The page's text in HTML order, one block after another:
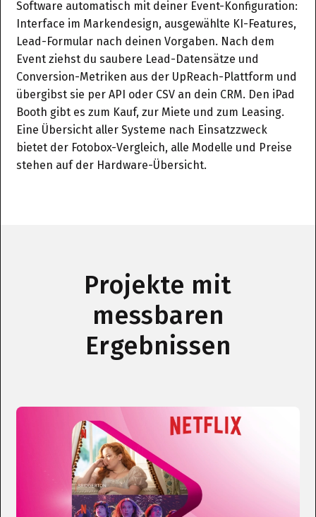
Software automatisch mit deiner Event-Konfiguration:
Interface im Markendesign, ausgewählte KI-Features,
Lead-Formular nach deinen Vorgaben. Nach dem
Event ziehst du saubere Lead-Datensätze und
Conversion-Metriken aus der UpReach-Plattform und
übergibst sie per API oder CSV an dein CRM. Den iPad
Booth gibt es zum Kauf, zur Miete und zum Leasing.
Eine Übersicht aller Systeme nach Einsatzzweck
bietet der Fotobox-Vergleich, alle Modelle und Preise
stehen auf der Hardware-Übersicht.
Projekte mit
messbaren
Ergebnissen